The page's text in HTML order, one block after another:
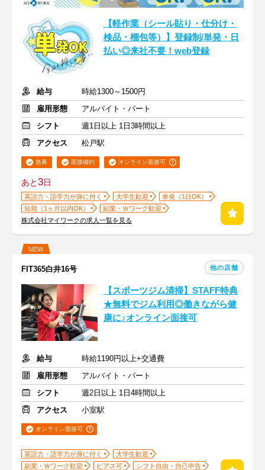
【軽作業（シール貼り・仕分け・
検品・梱包等）】登録制/単発・日
払い◎来社不要！web登録
給与
時給1300～1500円
雇用形態
アルバイト・パート
シフト
週1日以上 1日3時間以上
アクセス
松戸駅
急募 面接確約 オンライン面接可
あと3日
英語力・語学力が身に付く 大学生歓迎
単発（1日OK）
短期（1ヶ月以内OK）
副業・Ｗワーク歓迎
株式会社マイワークの求人一覧を見る
NEW
FIT365白井16号 他の店舗
【スポーツジム清掃】STAFF特典
★無料でジム利用◎働きながら健
康に♪オンライン面接可
給与
時給1190円以上+交通費
雇用形態
アルバイト・パート
シフト
週2日以上 1日4時間以上
アクセス
小室駅
オンライン面接可
英語力・語学力が身に付く
大学生歓迎
副業・Ｗワーク歓迎
ピアス可
シフト自由・自己申告